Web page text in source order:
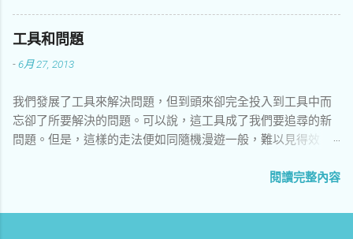
工具和問題
-6月 27, 2013
我們發展了工具來解決問題，但到頭來卻完全投入到工具中而
忘卻了所要解決的問題。可以說，這工具成了我們要追尋的新
問題。但是，這樣的走法便如同隨機漫遊一般，難以見得效
閱讀完整內容